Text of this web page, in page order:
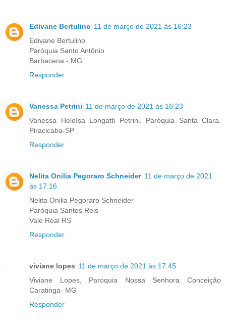
Edivane Bertulino 11 de março de 2021 às 16:23
Edivane Bertulino
Paróquia Santo Antônio
Barbacena - MG
Responder
Vanessa Petrini 11 de março de 2021 às 16:23
Vanessa Heloísa Longatti Petrini. Paróquia Santa Clara.
Piracicaba-SP
Responder
Nelita Onilia Pegoraro Schneider 11 de março de 2021
às 17:16
Nelita Onilia Pegoraro Schneider
Paróquia Santos Reis
Vale Real RS
Responder
viviane lopes 11 de março de 2021 às 17:45
Viviane Lopes, Paroquia Nossa Senhora Conceição
Caratinga- MG
Responder